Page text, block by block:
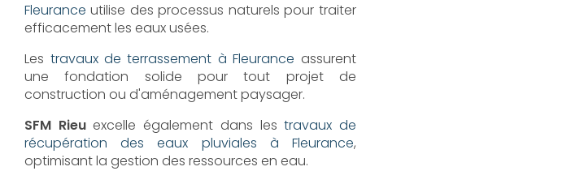
Fleurance utilise des processus naturels pour traiter
efficacement les eaux usées.
Les travaux de terrassement à Fleurance assurent
une fondation solide pour tout projet de
construction ou d'aménagement paysager.
SFM Rieuexcelle également dans lestravaux de
récupération des eaux pluviales à Fleurance,
optimisant la gestion des ressources en eau.